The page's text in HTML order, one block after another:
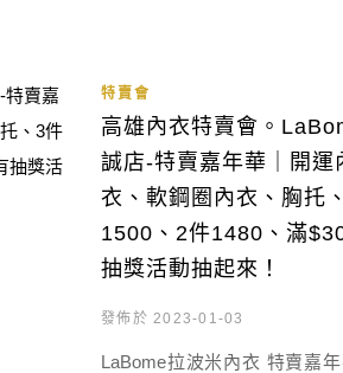
特賣會
高雄內衣特賣會。
誠店-特賣嘉年華｜開運
衣、軟鋼圈內衣、胸托
1500、2件1480、滿
抽獎活動抽起來！
發佈於 2023-01-03
LaBome拉波米內衣 特賣嘉